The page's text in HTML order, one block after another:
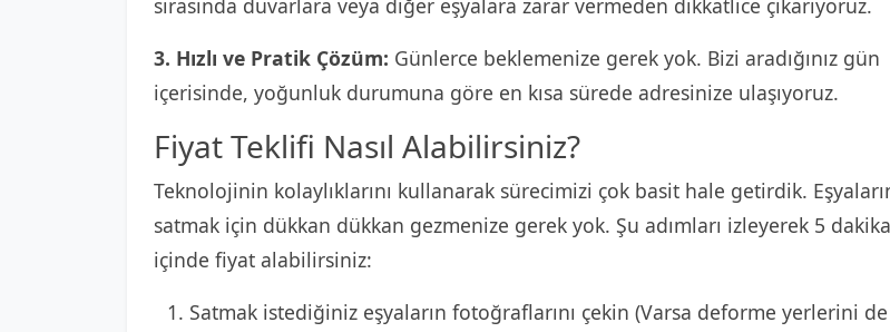
sırasında duvarlara veya diğer eşyalara zarar vermeden dikkatlice çıkarıyoruz.
3. Hızlı ve Pratik Çözüm: Günlerce beklemenize gerek yok. Bizi aradığınız gün
içerisinde, yoğunluk durumuna göre en kısa sürede adresinize ulaşıyoruz.
Fiyat Teklifi Nasıl Alabilirsiniz?
Teknolojinin kolaylıklarını kullanarak sürecimizi çok basit hale getirdik.
satmak için dükkan dükkan gezmenize gerek yok. Şu adımları izleyerek 5 dakika
içinde fiyat alabilirsiniz:
Satmak istediğiniz eşyaların fotoğraflarını çekin (Varsa deforme yerlerini de